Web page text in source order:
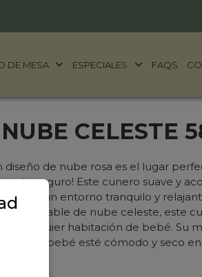
DE MESA ESPECIALES FAQS
CELESTE
diseño de nube rosa es el lugar
seguro! Este cunero suave y
un entorno tranquilo y
adorable de nube celeste, este
cualquier habitación de bebé. Su
que tu bebé esté cómodo y seco
x 15cm